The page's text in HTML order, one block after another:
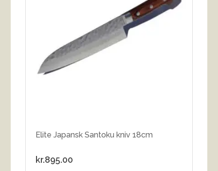
Elite Japansk Santoku kniv 18cm
kr.895.00